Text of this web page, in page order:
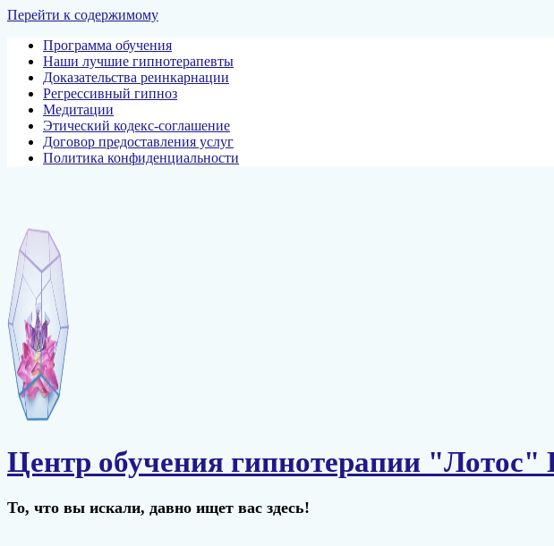
Перейти к содержимому
Программа обучения
Наши лучшие гипнотерапевты
Доказательства реинкарнации
Регрессивный гипноз
Медитации
Этический кодекс-соглашение
Договор предоставления услуг
Политика конфиденциальности
Центр обучения гипнотерапии
То, что вы искали, давно ищет вас здесь!